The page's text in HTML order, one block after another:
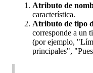
Atributo de
característica.
Atributo de tipo
corresponde a un
(por ejemplo, "Lí
principales", "